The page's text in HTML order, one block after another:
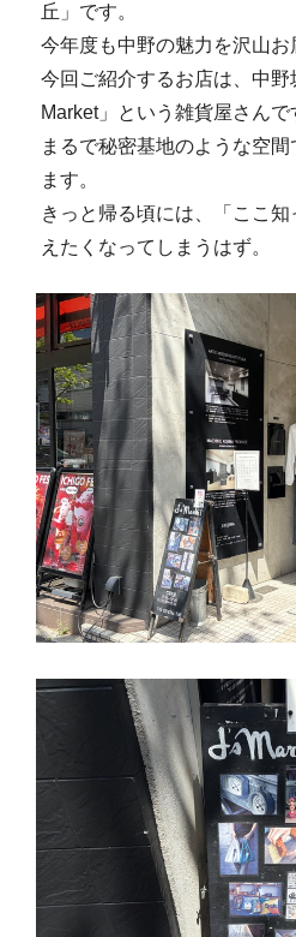
丘」です。
今年度も中野の魅力を沢山お
今回ご紹介するお店は、中
Market」という雑貨屋さんで
まるで秘密基地のような空
ます。
きっと帰る頃には、「ここ
えたくなってしまうはず。